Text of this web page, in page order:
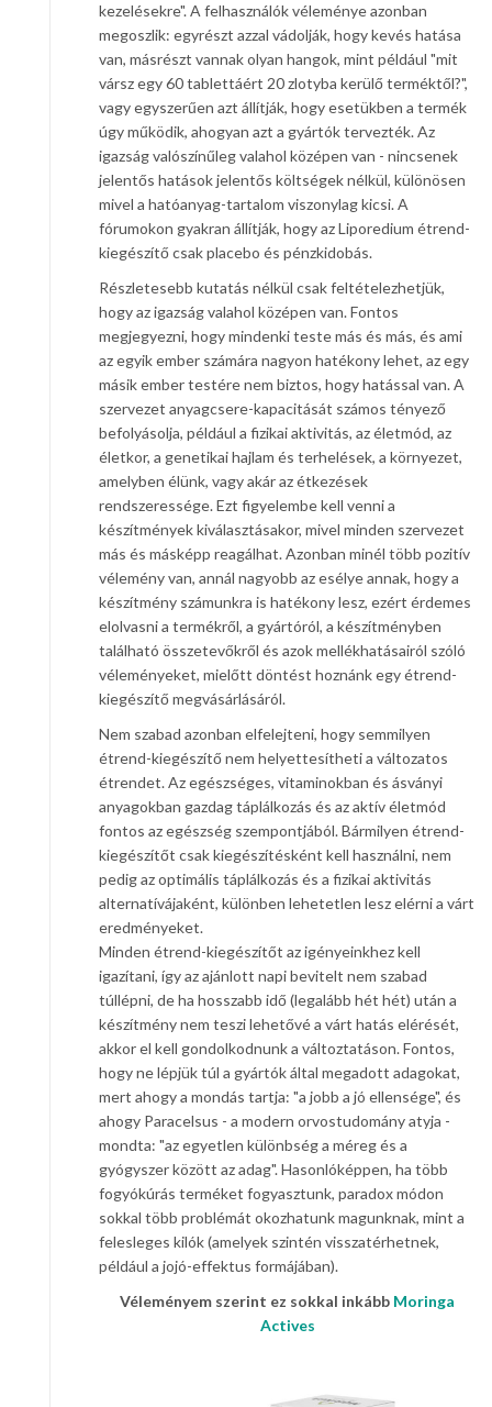
kezelésekre". A felhasználók véleménye azonban
megoszlik: egyrészt azzal vádolják, hogy kevés hatása
van, másrészt vannak olyan hangok, mint például "mit
vársz egy 60 tablettáért 20 zlotyba kerülő terméktől?",
vagy egyszerűen azt állítják, hogy esetükben a termék
úgy működik, ahogyan azt a gyártók tervezték. Az
igazság valószínűleg valahol középen van - nincsenek
jelentős hatások jelentős költségek nélkül, különösen
mivel a hatóanyag-tartalom viszonylag kicsi. A
fórumokon gyakran állítják, hogy az Liporedium étrend-
kiegészítő csak placebo és pénzkidobás.
Részletesebb kutatás nélkül csak feltételezhetjük,
hogy az igazság valahol középen van. Fontos
megjegyezni, hogy mindenki teste más és más, és ami
az egyik ember számára nagyon hatékony lehet, az egy
másik ember testére nem biztos, hogy hatással van. A
szervezet anyagcsere-kapacitását számos tényező
befolyásolja, például a fizikai aktivitás, az életmód, az
életkor, a genetikai hajlam és terhelések, a környezet,
amelyben élünk, vagy akár az étkezések
rendszeressége. Ezt figyelembe kell venni a
készítmények kiválasztásakor, mivel minden szervezet
más és másképp reagálhat. Azonban minél több pozitív
vélemény van, annál nagyobb az esélye annak, hogy a
készítmény számunkra is hatékony lesz, ezért érdemes
elolvasni a termékről, a gyártóról, a készítményben
található összetevőkről és azok mellékhatásairól szóló
véleményeket, mielőtt döntést hoznánk egy étrend-
kiegészítő megvásárlásáról.
Nem szabad azonban elfelejteni, hogy semmilyen
étrend-kiegészítő nem helyettesítheti a változatos
étrendet. Az egészséges, vitaminokban és ásványi
anyagokban gazdag táplálkozás és az aktív életmód
fontos az egészség szempontjából. Bármilyen étrend-
kiegészítőt csak kiegészítésként kell használni, nem
pedig az optimális táplálkozás és a fizikai aktivitás
alternatívájaként, különben lehetetlen lesz elérni a várt
eredményeket.
Minden étrend-kiegészítőt az igényeinkhez kell
igazítani, így az ajánlott napi bevitelt nem szabad
túllépni, de ha hosszabb idő (legalább hét hét) után a
készítmény nem teszi lehetővé a várt hatás elérését,
akkor el kell gondolkodnunk a változtatáson. Fontos,
hogy ne lépjük túl a gyártók által megadott adagokat,
mert ahogy a mondás tartja: "a jobb a jó ellensége", és
ahogy Paracelsus - a modern orvostudomány atyja -
mondta: "az egyetlen különbség a méreg és a
gyógyszer között az adag". Hasonlóképpen, ha több
fogyókúrás terméket fogyasztunk, paradox módon
sokkal több problémát okozhatunk magunknak, mint a
felesleges kilók (amelyek szintén visszatérhetnek,
például a jojó-effektus formájában).
Véleményem szerint ez sokkal inkább Moringa
Actives